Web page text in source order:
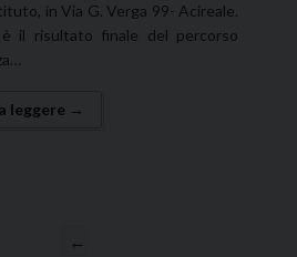
in Via G. Verga 99- Acireale.
il risultato finale del percorso
leggere →
←